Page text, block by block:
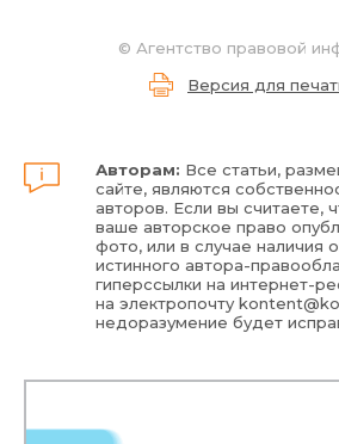
© Агентство правовой
Версия для
Авторам: Все статьи,
сайте, являются
авторов. Если вы считаете,
ваше авторское право
фото, или в случае наличия
истинного автора-
гиперссылки на интернет-
на электропочту
недоразумение будет